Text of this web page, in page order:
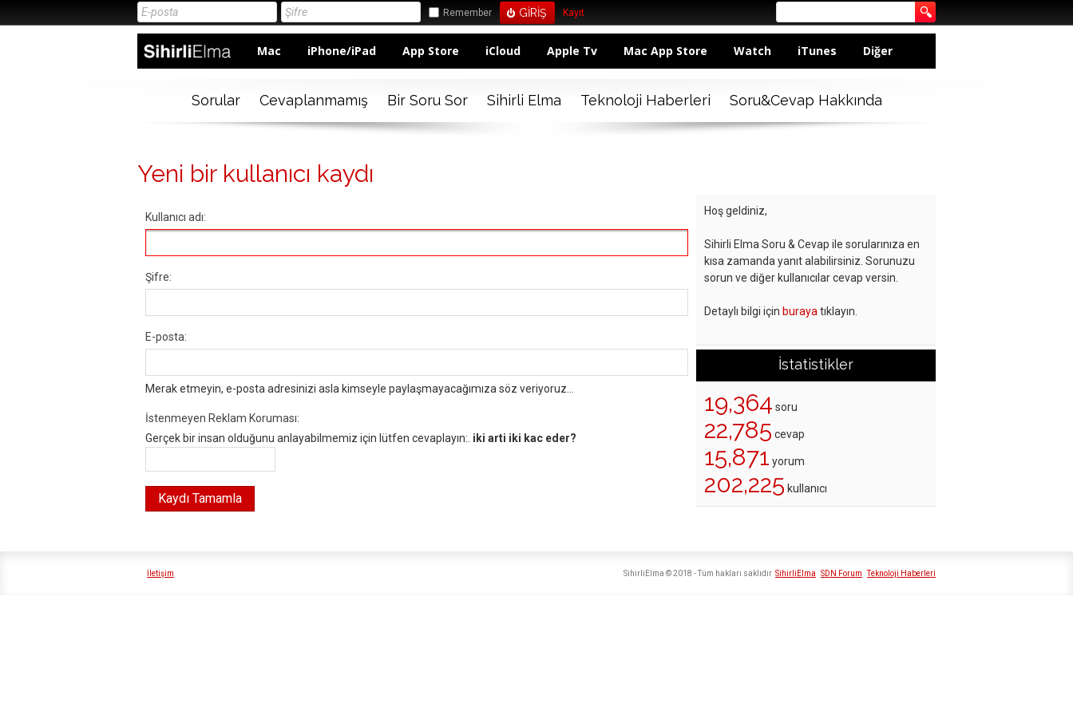
Remember Kayıt
Mac iPhone/iPad App Store iCloud Apple Tv Mac App Store Watch iTunes Diğer
Sorular Cevaplanmamış Bir Soru Sor Sihirli Elma Teknoloji Haberleri Soru&Cevap Hakkında
Yeni bir kullanıcı kaydı
Kullanıcı adı:
Şifre:
E-posta:
Merak etmeyin, e-posta adresinizi asla kimseyle paylaşmayacağımıza söz veriyoruz...
İstenmeyen Reklam Koruması:
Gerçek bir insan olduğunu anlayabilmemiz için lütfen cevaplayın:. iki arti iki kac eder?
Hoş geldiniz,
Sihirli Elma Soru & Cevap ile sorularınıza en
kısa zamanda yanıt alabilirsiniz. Sorunuzu
sorun ve diğer kullanıcılar cevap versin.
Detaylı bilgi için buraya tıklayın.
İstatistikler
19,364 soru
22,785 cevap
15,871 yorum
202,225 kullanıcı
İletişim SihirliElma SDN Forum Teknoloji Haberleri
SihirliElma © 2018 - Tüm hakları saklıdır